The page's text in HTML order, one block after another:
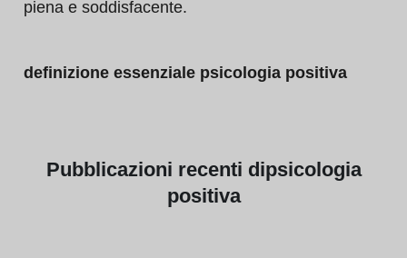
piena e soddisfacente.
definizione essenziale psicologia positiva
Pubblicazioni recenti dipsicologia
positiva